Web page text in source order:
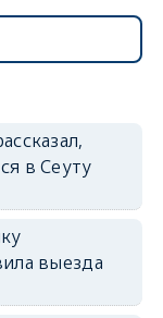
в Сеуту
выезда